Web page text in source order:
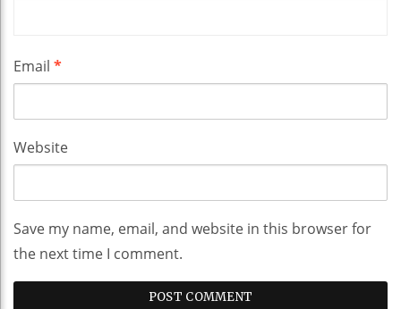
Email *
Website
Save my name, email, and website in this browser for
the next time I comment.